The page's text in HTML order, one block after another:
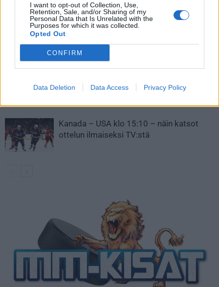
I want to opt-out of Collection, Use,
Retention, Sale, and/or Sharing of my
Personal Data that Is Unrelated with the
Purposes for which it was collected.
Opted Out
CONFIRM
Data Deletion Data Access Privacy Policy
LIITTYVÄT ARTIKKELIT LISÄÄ TEKIJÄLTÄ
Leijonat julkisti ketjut Sveitsi-peliin –
kaukaloon
divisioonassa – sai samasta tilanteesta
Kanada – USA klo 15:10 – näin katsot
ottelun ilmaiseksi TV:stä